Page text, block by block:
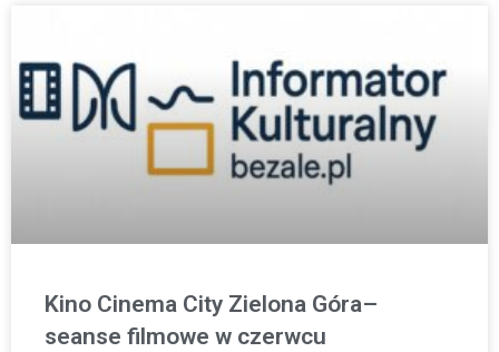
Kino Cinema City Zielona Góra–
seanse filmowe w czerwcu